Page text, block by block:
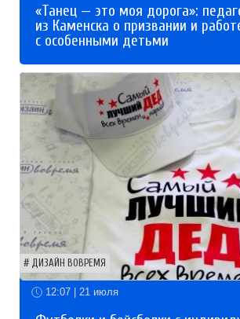
«Танец — это моя дорога»:
из Каменска о призвании и
с особенными детьми
ДИЗАЙН ВОВРЕМЯ
12:07 | 21 июля